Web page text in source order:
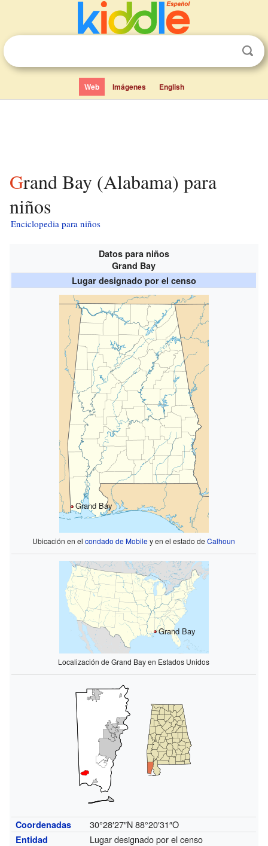
Web Imágenes English
Grand Bay (Alabama) para
niños
Enciclopedia para niños
Datos para niños
Grand Bay
Lugar designado por el censo
Grand Bay
Ubicación en elcondado de Mobiley en el estado deCalhoun
Grand Bay
Localización de Grand Bay en Estados Unidos
Coordenadas 30°28′27″N 88°20′31″O
Entidad
Lugar designado por el censo